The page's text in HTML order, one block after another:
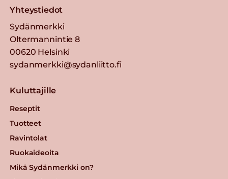
Yhteystiedot
Sydänmerkki
Oltermannintie 8
00620 Helsinki
sydanmerkki@sydanliitto.fi
Kuluttajille
Reseptit
Tuotteet
Ravintolat
Ruokaideoita
Mikä Sydänmerkki on?